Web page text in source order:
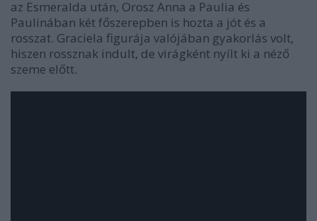
az Esmeralda után, Orosz Anna a Paulia és
Paulinában két főszerepben is hozta a jót és a
rosszat. Graciela figurája valójában gyakorlás volt,
hiszen rossznak indult, de virágként nyílt ki a néző
szeme előtt.